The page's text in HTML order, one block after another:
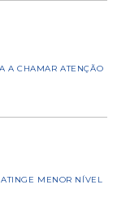
A CHAMAR ATENÇÃO
MENOR NÍVEL